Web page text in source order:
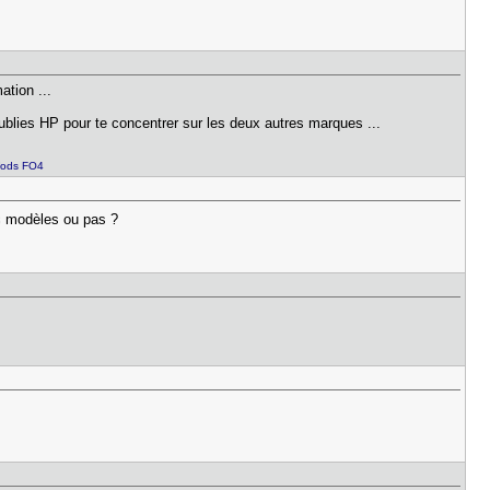
...
HP pour te concentrer sur les deux autres marques ...
FO4
ou pas ?